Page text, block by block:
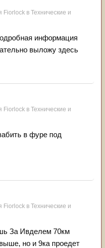
Fiorlock в Технические и
информация
выложу здесь
Fiorlock в Технические и
в фуре под
Fiorlock в Технические и
За Ивделем 70км
но и 9ка проедет